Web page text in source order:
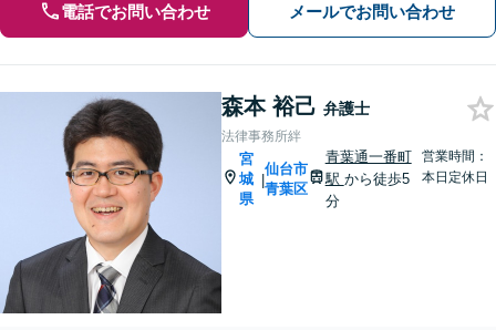
電話でお問い合わせ メールでお問い合わせ
森本 裕己 弁護士
法律事務所絆
宮
城
県
|
仙台市
青葉区
青葉通一番町
駅 から徒歩5
分
営業時間：
本日定休日